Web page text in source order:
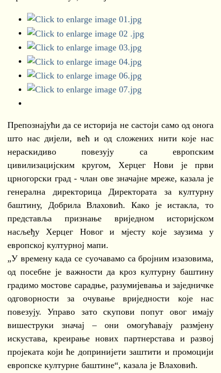
Препознајући да се историја не састоји само од онога
што нас дијели, већ и од сложених нити које нас
нераскидиво повезују са европским
цивилизацијским кругом, Херцег Нови је први
црногорски град - члан ове значајне мреже, казала је
генерална директорица Директората за културну
баштину, Добрила Влаховић. Како је истакла, то
представља признање вриједном историјском
насљеђу Херцег Новог и мјесту које заузима у
европској културној мапи.
„У времену када се суочавамо са бројним изазовима,
од посебне је важности да кроз културну баштину
градимо мостове сарадње, разумијевања и заједничке
одговорности за очување вриједности које нас
повезују. Управо зато скупови попут овог имају
вишеструки значај – они омогућавају размјену
искустава, креирање нових партнерстава и развој
пројеката који ће допринијети заштити и промоцији
европске културне баштине“, казала је Влаховић.